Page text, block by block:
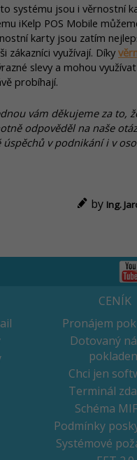
systému jsou i věrnostní
iKelp POS Mobile
karty jsou zatím
zákazníci využívají. Díky
slevy a mohou
probíhají.
vám děkujeme za to,
odpověděl na naše
úspěchů v podnikání i v
by Ing.
CENÍK
Pronájem
Dotovaný
pokladen
Chci jen
Terminál
Schéma
Podmínky
Systémové